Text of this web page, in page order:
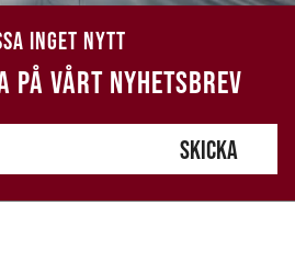
INGET NYTT
PÅ VÅRT NYHETSBREV
SKICKA